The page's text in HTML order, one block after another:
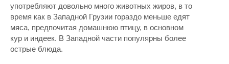
употребляют довольно много животных жиров, в то
время как в Западной Грузии гораздо меньше едят
мяса, предпочитая домашнюю птицу, в основном
кур и индеек. В Западной части популярны более
острые блюда.